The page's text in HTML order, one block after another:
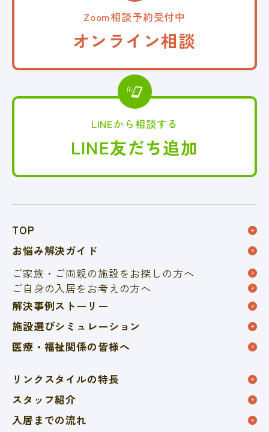
Zoom相談予約受付中
オンライン相談
LINEから相談する
LINE友だち追加
TOP
お悩み解決ガイド
ご家族・ご両親の施設を お探しの方へ
ご自身の入居をお考えの方へ
解決事例ストーリー
施設選びシミュレーション
医療・福祉関係の皆様へ
リンクスタイルの特長
スタッフ紹介
入居までの流れ